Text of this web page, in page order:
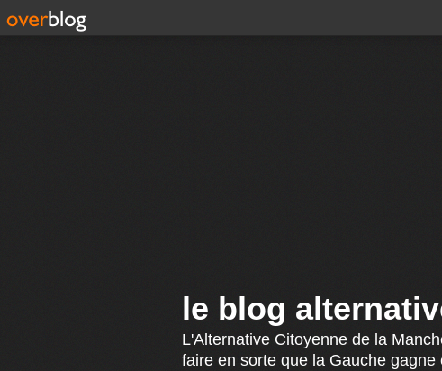
le blog
L'Alternative Citoyenne de la
faire en sorte que la Gauche gagne